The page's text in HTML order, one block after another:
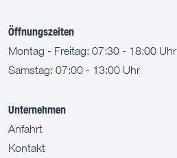
Öffnungszeiten
Montag - Freitag: 07:30 - 18:00 Uhr
Samstag: 07:00 - 13:00 Uhr
Unternehmen
Anfahrt
Kontakt